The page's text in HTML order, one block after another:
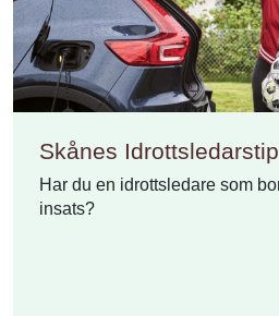
Skånes
Har du en idrottsledare som
insats?